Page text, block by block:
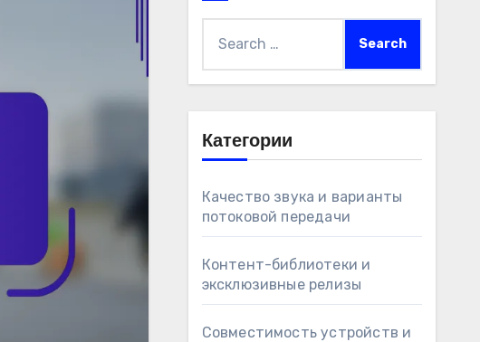
for:
Категории
Качество звука и варианты
потоковой передачи
Контент-библиотеки и
эксклюзивные релизы
Совместимость устройств и